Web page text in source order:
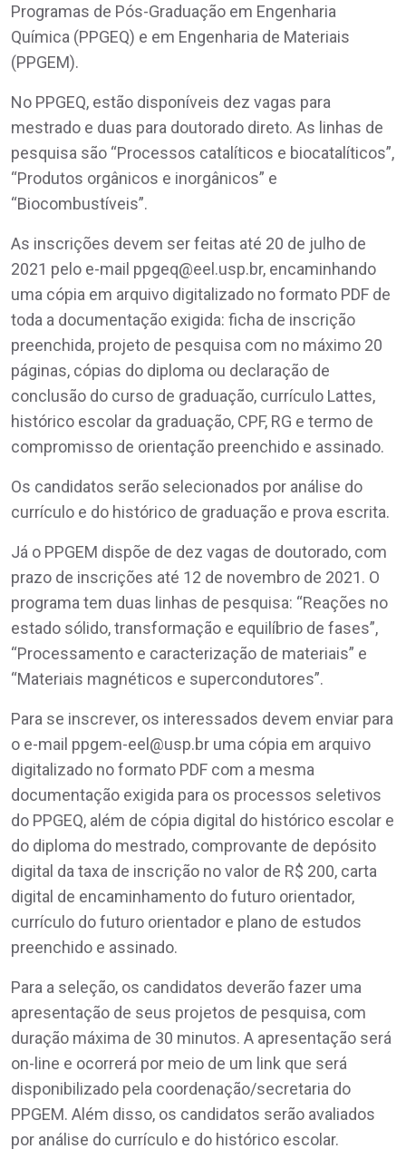
Programas de Pós-Graduação em Engenharia
Química (PPGEQ) e em Engenharia de Materiais
(PPGEM).
No PPGEQ, estão disponíveis dez vagas para
mestrado e duas para doutorado direto. As linhas de
pesquisa são “Processos catalíticos e biocatalíticos”,
“Produtos orgânicos e inorgânicos” e
“Biocombustíveis”.
As inscrições devem ser feitas até 20 de julho de
2021 pelo e-mail ppgeq@eel.usp.br, encaminhando
uma cópia em arquivo digitalizado no formato PDF de
toda a documentação exigida: ficha de inscrição
preenchida, projeto de pesquisa com no máximo 20
páginas, cópias do diploma ou declaração de
conclusão do curso de graduação, currículo Lattes,
histórico escolar da graduação, CPF, RG e termo de
compromisso de orientação preenchido e assinado.
Os candidatos serão selecionados por análise do
currículo e do histórico de graduação e prova escrita.
Já o PPGEM dispõe de dez vagas de doutorado, com
prazo de inscrições até 12 de novembro de 2021. O
programa tem duas linhas de pesquisa: “Reações no
estado sólido, transformação e equilíbrio de fases”,
“Processamento e caracterização de materiais” e
“Materiais magnéticos e supercondutores”.
Para se inscrever, os interessados devem enviar para
o e-mail ppgem-eel@usp.br uma cópia em arquivo
digitalizado no formato PDF com a mesma
documentação exigida para os processos seletivos
do PPGEQ, além de cópia digital do histórico escolar e
do diploma do mestrado, comprovante de depósito
digital da taxa de inscrição no valor de R$ 200, carta
digital de encaminhamento do futuro orientador,
currículo do futuro orientador e plano de estudos
preenchido e assinado.
Para a seleção, os candidatos deverão fazer uma
apresentação de seus projetos de pesquisa, com
duração máxima de 30 minutos. A apresentação será
on-line e ocorrerá por meio de um link que será
disponibilizado pela coordenação/secretaria do
PPGEM. Além disso, os candidatos serão avaliados
por análise do currículo e do histórico escolar.